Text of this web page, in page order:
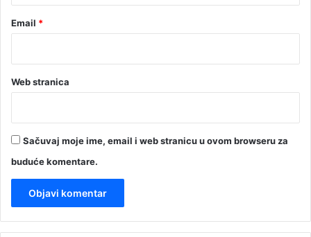
Email *
Web stranica
Sačuvaj moje ime, email i web stranicu u ovom browseru za
buduće komentare.